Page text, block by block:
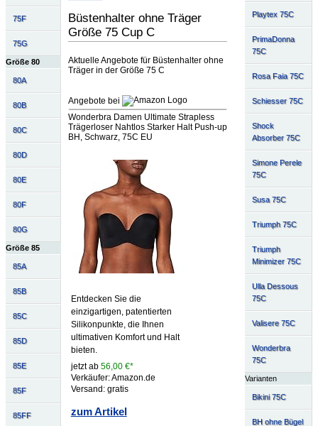
75F
75G
Größe 80
80A
80B
80C
80D
80E
80F
80G
Größe 85
85A
85B
85C
85D
85E
85F
85FF
Playtex 75C
PrimaDonna
75C
Rosa Faia 75C
Schiesser 75C
Shock
Absorber 75C
Simone Perele
75C
Susa 75C
Triumph 75C
Triumph
Minimizer 75C
Ulla Dessous
75C
Valisere 75C
Wonderbra
75C
Varianten
Bikini 75C
BH ohne Bügel
Büstenhalter ohne Träger
Größe 75 Cup C
Aktuelle Angebote für Büstenhalter ohne
Träger in der Größe 75 C
Angebote bei
Wonderbra Damen Ultimate Strapless
Trägerloser Nahtlos Starker Halt Push-up
BH, Schwarz, 75C EU
Entdecken Sie die
einzigartigen, patentierten
Silikonpunkte, die Ihnen
ultimativen Komfort und Halt
bieten.
jetzt ab 56,00 €*
Verkäufer: Amazon.de
Versand: gratis
zum Artikel